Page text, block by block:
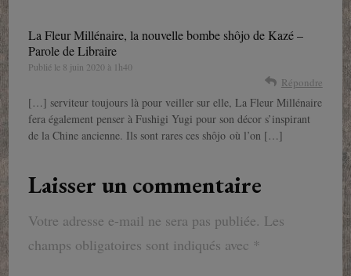
La Fleur Millénaire, la nouvelle bombe shôjo de Kazé –
Parole de Libraire
Publié le 8 juin 2020 à 1h40
Répondre
[…] serviteur toujours là pour veiller sur elle, La Fleur Millénaire
fera également penser à Fushigi Yugi pour son décor s’inspirant
de la Chine ancienne. Ils sont rares ces shôjo où l’on […]
Laisser un commentaire
Votre adresse e-mail ne sera pas publiée. Les
champs obligatoires sont indiqués avec *